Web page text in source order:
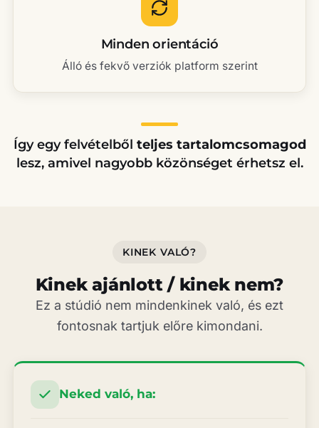
Minden orientáció
Álló és fekvő verziók platform szerint
Így egy felvételből teljes tartalomcsomagod
lesz, amivel nagyobb közönséget érhetsz el.
KINEK VALÓ?
Kinek ajánlott / kinek nem?
Ez a stúdió nem mindenkinek való, és ezt
fontosnak tartjuk előre kimondani.
Neked való, ha: